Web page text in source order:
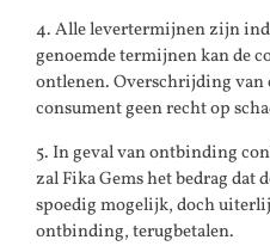
4. Alle levertermijnen zijn
genoemde termijnen kan de
ontlenen. Overschrijding van
consument geen recht op
5. In geval van ontbinding
zal Fika Gems het bedrag dat
spoedig mogelijk, doch
ontbinding, terugbetalen.